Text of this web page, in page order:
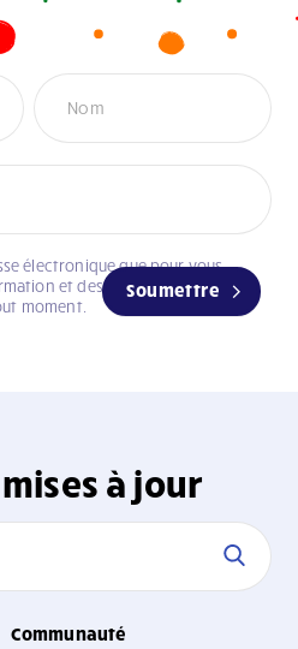
Soumettre
électronique que pour vous
et des mises à jour. Vous
moment.
à jour
Communauté